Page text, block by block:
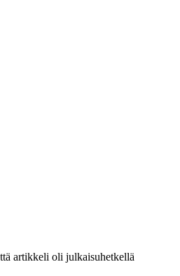
artikkeli oli julkaisuhetkellä